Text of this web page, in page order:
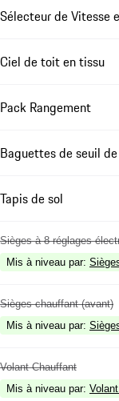
Sélecteur de Vitesse
Ciel de toit en tissu
Pack Rangement
Baguettes de seuil
Tapis de sol
Sièges à 8 réglages
Mis à niveau par:
Sièges chauffant (avant)
Mis à niveau par:
Volant Chauffant
Mis à niveau par: